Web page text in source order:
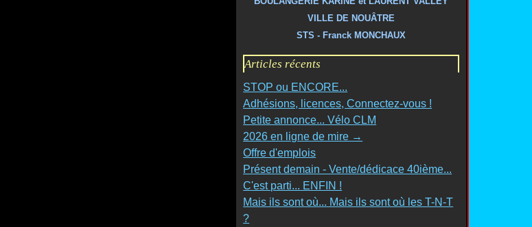
VILLE DE NOUÂTRE
STS - Franck MONCHAUX
Articles récents
STOP ou ENCORE...
Adhésions, licences, Connectez-vous !
Petite annonce... Vélo CLM
2026 en ligne de mire →
Offre d'emplois
Présent demain - Vente/dédicace 40ième...
C'est parti... ENFIN !
Mais ils sont où... Mais ils sont où les T-N-T
?